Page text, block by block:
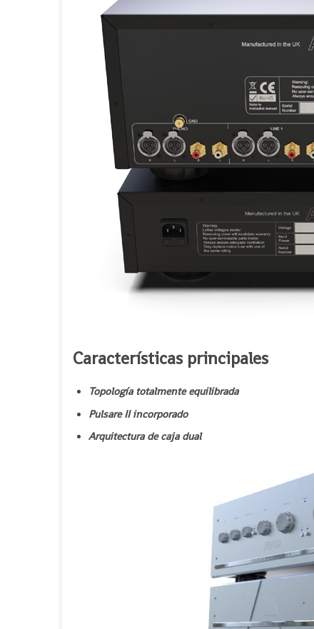
Características principales
Topología totalmente equilibrada
Pulsare II incorporado
Arquitectura de caja dual